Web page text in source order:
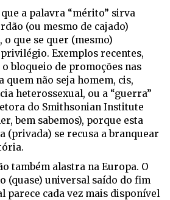
a palavra “mérito” sirva
(ou mesmo de cajado)
o que se quer (mesmo)
Exemplos recentes,
o bloqueio de promoções nas
quem não seja homem, cis,
heterossexual, ou a “guerra”
do Smithsonian Institute
bem sabemos), porque esta
(privada) se recusa a branquear
também alastra na Europa. O
(quase) universal saído do fim
parece cada vez mais disponível